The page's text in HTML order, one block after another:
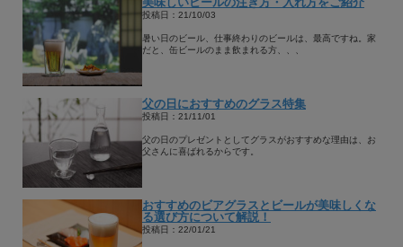
投稿日：21/10/03
暑い日のビール、仕事終わりのビールは、最高ですね。家
だと、缶ビールのまま飲まれる方、、、
父の日におすすめのグラス特集
投稿日：21/11/01
父の日のプレゼントとしてグラスがおすすめな理由は、お
父さんに喜ばれるからです。
おすすめのビアグラスとビールが美味しくな
る選び方について解説！
投稿日：22/01/21